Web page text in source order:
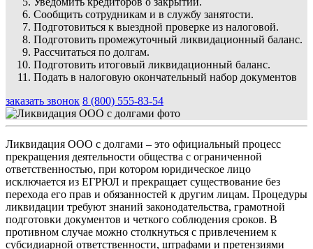
Сообщить сотрудникам и в службу занятости.
Подготовиться к выездной проверке из налоговой.
Подготовить промежуточный ликвидационный баланс.
Рассчитаться по долгам.
Подготовить итоговый ликвидационный баланс.
Подать в налоговую окончательный набор документов
заказать звонок 8 (800) 555-83-54
Ликвидация ООО с долгами – это официальный процесс
прекращения деятельности общества с ограниченной
ответственностью, при котором юридическое лицо
исключается из ЕГРЮЛ и прекращает существование без
перехода его прав и обязанностей к другим лицам. Процедуры
ликвидации требуют знаний законодательства, грамотной
подготовки документов и четкого соблюдения сроков. В
противном случае можно столкнуться с привлечением к
субсидиарной ответственности, штрафами и претензиями